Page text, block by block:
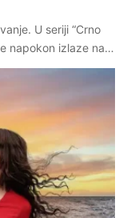
U seriji “Crno
napokon izlaze na…